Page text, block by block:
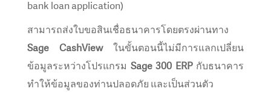
bank loan application)
สามารถส่งใบขอสินเชื่อธนาคารโดยตรงผ่านทาง
Sage CashViewในขั้นตอนนี้ไม่มีการแลกเปลี่ยน
ข้อมูลระหว่างโปรแกรม Sage 300 ERPกับธนาคาร
ทำให้ข้อมูลของท่านปลอดภัย และเป็นส่วนตัว